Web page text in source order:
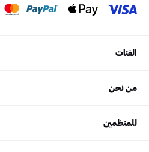
الفئات
من نحن
للمنظمين